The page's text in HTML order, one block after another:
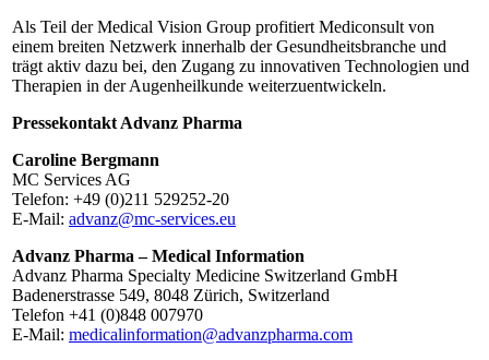
Als Teil der Medical Vision Group profitiert Mediconsult von
einem breiten Netzwerk innerhalb der Gesundheitsbranche und
trägt aktiv dazu bei, den Zugang zu innovativen Technologien und
Therapien in der Augenheilkunde weiterzuentwickeln.
Pressekontakt Advanz Pharma
Caroline Bergmann
MC Services AG
Telefon: +49 (0)211 529252-20
E-Mail: advanz@mc-services.eu
Advanz Pharma – Medical Information
Advanz Pharma Specialty Medicine Switzerland GmbH
Badenerstrasse 549, 8048 Zürich, Switzerland
Telefon +41 (0)848 007970
E-Mail: medicalinformation@advanzpharma.com